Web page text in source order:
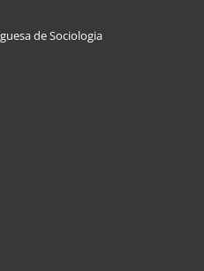
de Sociologia